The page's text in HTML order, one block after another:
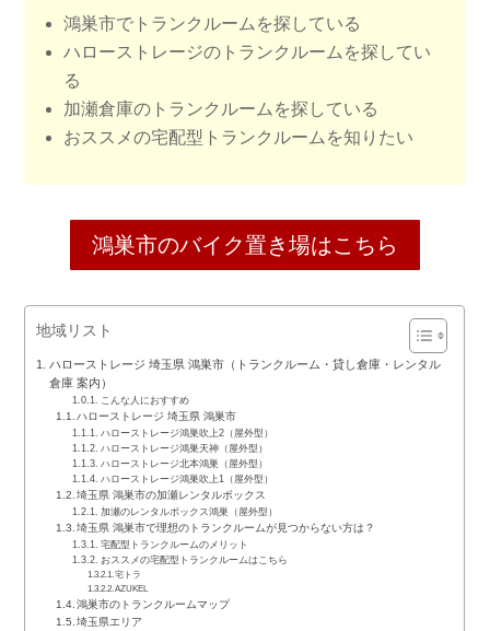
鴻巣市でトランクルームを探している
ハローストレージのトランクルームを探してい
る
加瀬倉庫のトランクルームを探している
おススメの宅配型トランクルームを知りたい
鴻巣市のバイク置き場はこちら
地域リスト
ハローストレージ 埼玉県 鴻巣市（トランクルーム・貸し倉庫・レンタル
倉庫 案内）
こんな人におすすめ
ハローストレージ 埼玉県 鴻巣市
ハローストレージ鴻巣吹上2（屋外型）
ハローストレージ鴻巣天神（屋外型）
ハローストレージ北本鴻巣（屋外型）
ハローストレージ鴻巣吹上1（屋外型）
埼玉県 鴻巣市の加瀬レンタルボックス
加瀬のレンタルボックス鴻巣（屋外型）
埼玉県 鴻巣市で理想のトランクルームが見つからない方は？
宅配型トランクルームのメリット
おススメの宅配型トランクルームはこちら
宅トラ
AZUKEL
鴻巣市のトランクルームマップ
埼玉県エリア